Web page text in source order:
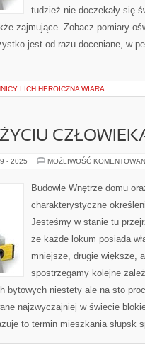
tudzież nie doczekały się
zajmujące. Zobacz pomiary
jest od razu doceniane, w
I ICH HEROICZNA WIARA
- 2025 MOŻLIWOŚĆ
Budowle Wnętrze domu
charakterystyczne
Jesteśmy w stanie tu
że każde lokum posiada
mniejsze, drugie większe,
spostrzegamy kolejne
bytowych niestety ale na sto
najzwyczajniej w świecie
to termin mieszkania słupsk